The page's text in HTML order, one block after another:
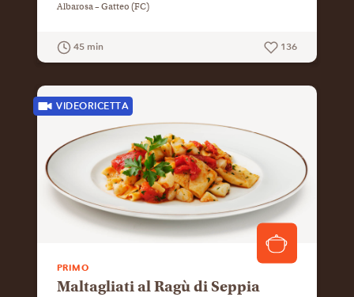
Albarosa – Gatteo (FC)
45 min 136
VIDEORICETTA
PRIMO
Maltagliati al Ragù di Seppia